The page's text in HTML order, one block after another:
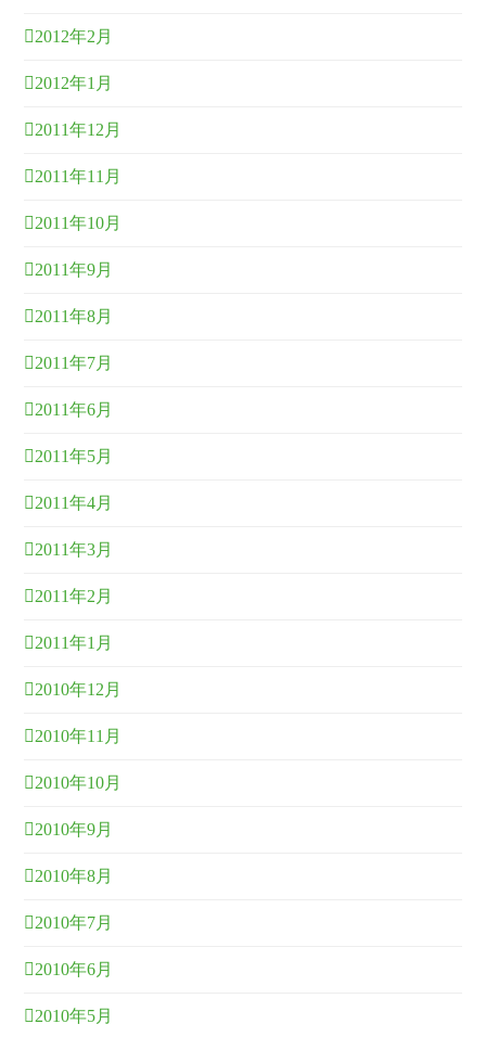
2012年2月
2012年1月
2011年12月
2011年11月
2011年10月
2011年9月
2011年8月
2011年7月
2011年6月
2011年5月
2011年4月
2011年3月
2011年2月
2011年1月
2010年12月
2010年11月
2010年10月
2010年9月
2010年8月
2010年7月
2010年6月
2010年5月